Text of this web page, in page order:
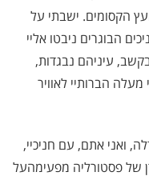
הקסומים. ישבתי על
הבוגרים ניבטו אליי
עיניהם נבגדות,
הברותיי לאוויר
ואני אתם, עם חניכיי,
של פסטורליה מפעימהעל